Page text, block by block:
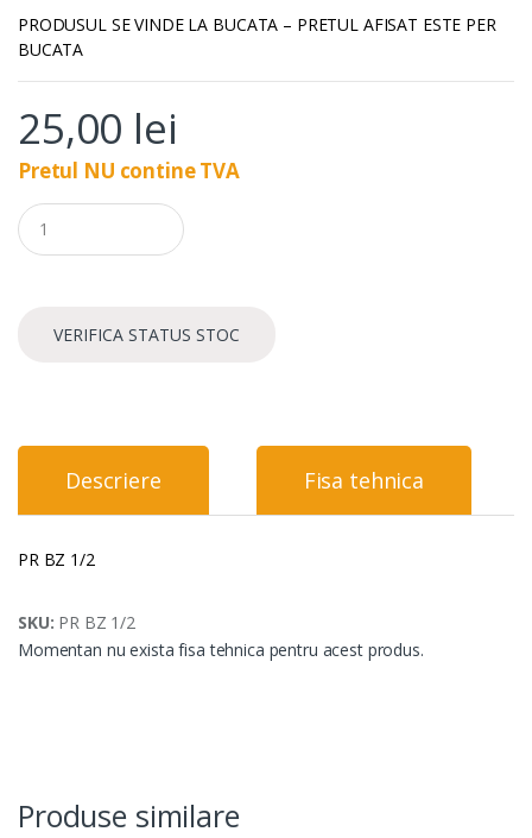
PRODUSUL SE VINDE LA BUCATA – PRETUL AFISAT ESTE PER
BUCATA
25,00 lei
Pretul NU contine TVA
Q
u
a
VERIFICA STATUS STOC
Descriere Fisa tehnica
PR BZ 1/2
SKU: PR BZ 1/2
Momentan nu exista fisa tehnica pentru acest produs.
Produse similare